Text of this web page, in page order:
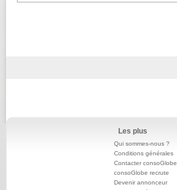
Les plus
Qui sommes-nous ?
Conditions générales
Contacter consoGlobe
consoGlobe recrute
Devenir annonceur